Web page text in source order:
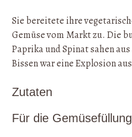
Sie bereitete ihre
Gemüse vom Markt zu. Die
Paprika und Spinat sahen
Bissen war eine Explosion
Zutaten
Für die